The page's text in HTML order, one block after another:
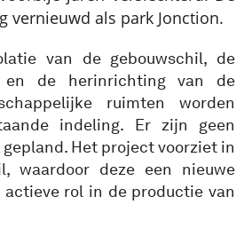
vernieuwd als park Jonction.
van de gebouwschil, de
en de herinrichting van de
ruimten worden
indeling. Er zijn geen
Het project voorziet in
waardoor deze een nieuwe
rol in de productie van